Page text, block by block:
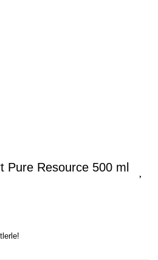
Pure Resource 500 ml